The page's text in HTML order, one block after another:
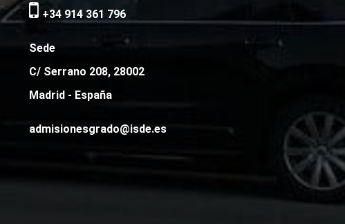
+34 914 361 796
Sede
C/ Serrano 208, 28002
Madrid - España
admisionesgrado@isde.es